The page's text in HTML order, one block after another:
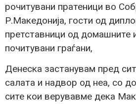
pочитувани пратеници во
Р.Македонија, гости од
претставници од домашните
почитувани граѓани,
Денеска застанувам пред
салата и надвор од неа, со
сите кои верувавме дека